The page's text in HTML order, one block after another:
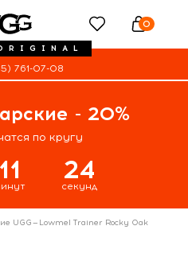
0
761-07-08
- 20%
по кругу
11 24
секунд
UGG— Lowmel Trainer Rocky Oak